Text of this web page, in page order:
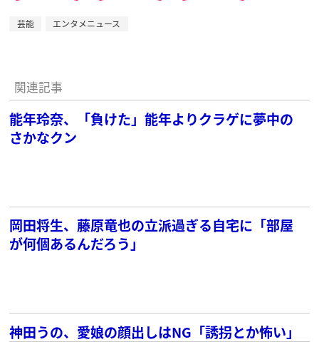
芸能 エンタメニュース
関連記事
能年玲奈、「負けた」能年よりクラゲに夢中の
さかなクン
岡田将生、藤原竜也の立派過ぎる自宅に「部屋
が何個あるんだろう」
神田うの、愛娘の顔出しはNG「誘拐とか怖い」